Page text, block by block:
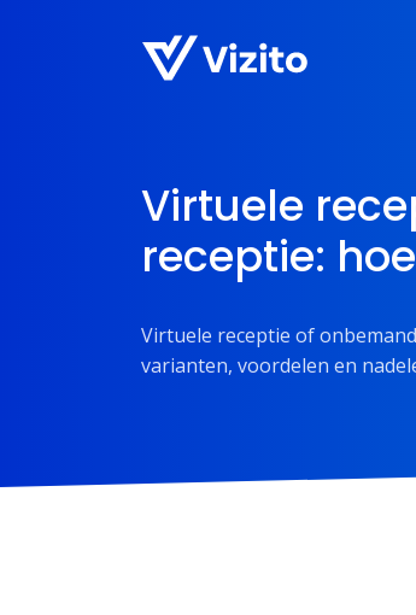
Virtuele
receptie:
Virtuele receptie of
varianten, voordelen en